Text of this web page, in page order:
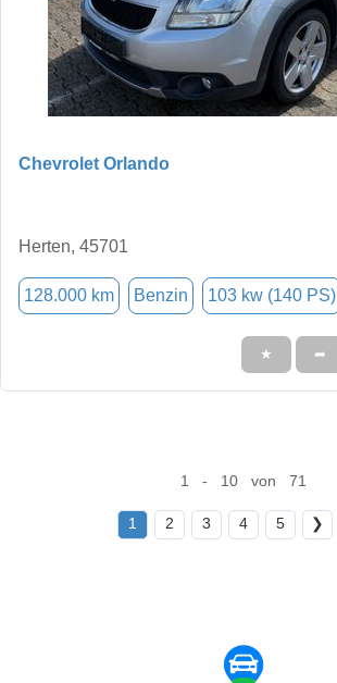
Chevrolet Orlando
Herten, 45701
128.000 km Benzin 103 kw (140 PS)
★ ➦
1 - 10 von 71
1 2 3 4 5 ❯